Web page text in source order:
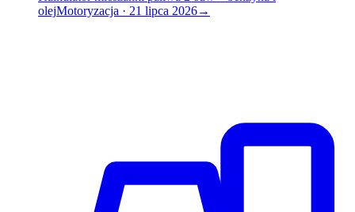
olejMotoryzacja · 21 lipca 2026→